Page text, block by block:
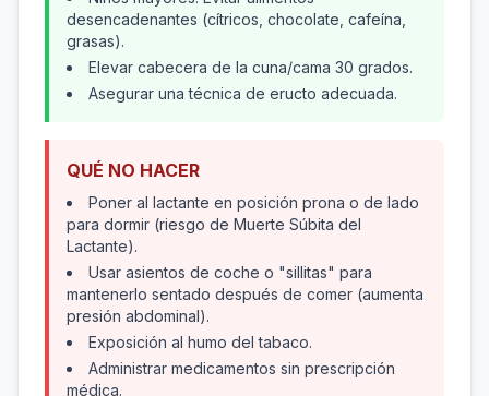
desencadenantes (cítricos, chocolate, cafeína,
grasas).
Elevar cabecera de la cuna/cama 30 grados.
Asegurar una técnica de eructo adecuada.
QUÉ NO HACER
Poner al lactante en posición prona o de lado
para dormir (riesgo de Muerte Súbita del
Lactante).
Usar asientos de coche o "sillitas" para
mantenerlo sentado después de comer (aumenta
presión abdominal).
Exposición al humo del tabaco.
Administrar medicamentos sin prescripción
médica.